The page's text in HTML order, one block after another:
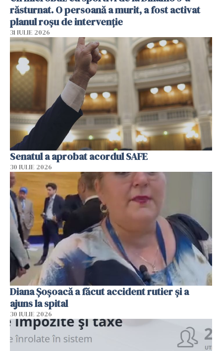
răsturnat. O persoană a murit, a fost activat
planul roșu de intervenție
31 IULIE 2026
Senatul a aprobat acordul SAFE
30 IULIE 2026
Diana Șoșoacă a făcut accident rutier și a
ajuns la spital
30 IULIE 2026